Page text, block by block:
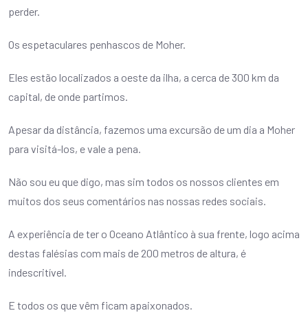
perder.
Os espetaculares penhascos de Moher.
Eles estão localizados a oeste da ilha, a cerca de 300 km da
capital, de onde partimos.
Apesar da distância, fazemos uma excursão de um dia a Moher
para visitá-los, e vale a pena.
Não sou eu que digo, mas sim todos os nossos clientes em
muitos dos seus comentários nas nossas redes sociais.
A experiência de ter o Oceano Atlântico à sua frente, logo acima
destas falésias com mais de 200 metros de altura, é
indescritível.
E todos os que vêm ficam apaixonados.